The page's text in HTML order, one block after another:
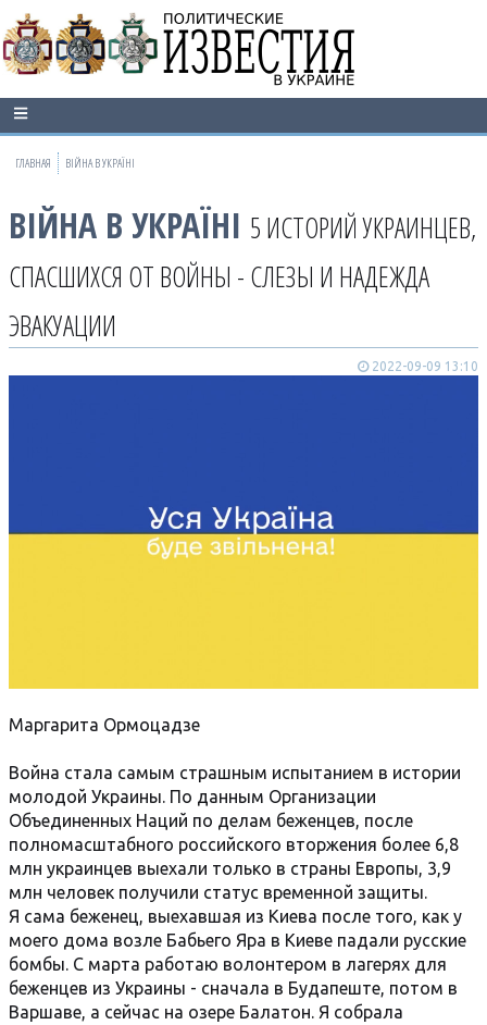
ГЛАВНАЯ ВІЙНА В УКРАЇНІ
ВІЙНА В УКРАЇНІ 5 ИСТОРИЙ УКРАИНЦЕВ,
СПАСШИХСЯ ОТ ВОЙНЫ - СЛЕЗЫ И НАДЕЖДА
ЭВАКУАЦИИ
2022-09-09 13:10
Маргарита Ормоцадзе
Война стала самым страшным испытанием в истории
молодой Украины. По данным Организации
Объединенных Наций по делам беженцев, после
полномасштабного российского вторжения более 6,8
млн украинцев выехали только в страны Европы, 3,9
млн человек получили статус временной защиты.
Я сама беженец, выехавшая из Киева после того, как у
моего дома возле Бабьего Яра в Киеве падали русские
бомбы. С марта работаю волонтером в лагерях для
беженцев из Украины - сначала в Будапеште, потом в
Варшаве, а сейчас на озере Балатон. Я собрала